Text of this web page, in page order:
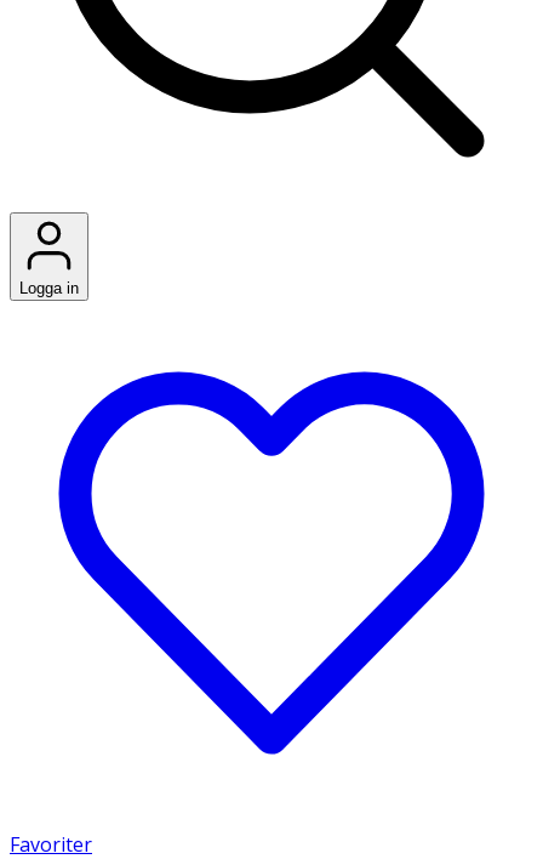
Logga in
Favoriter